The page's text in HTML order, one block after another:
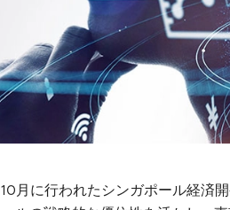
10月に行われたシンガポール経済